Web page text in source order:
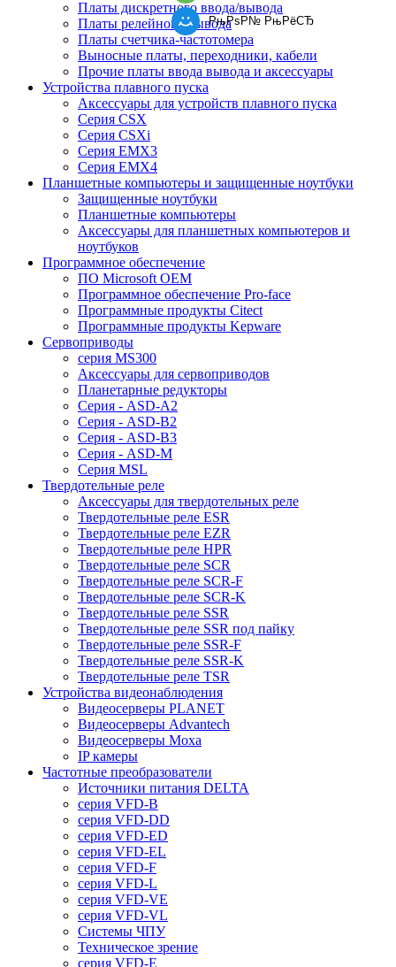
Платы дискретного ввода/вывода
Платы релейного вывода
Платы счетчика-частотомера
Выносные платы, переходники, кабели
Прочие платы ввода вывода и аксессуары
Устройства плавного пуска
Аксессуары для устройств плавного пуска
Серия CSX
Серия CSXi
Серия EMX3
Серия EMX4
Планшетные компьютеры и защищенные ноутбуки
Защищенные ноутбуки
Планшетные компьютеры
Аксессуары для планшетных компьютеров и
ноутбуков
Программное обеспечение
ПО Microsoft OEM
Программное обеспечение Pro-face
Программные продукты Citect
Программные продукты Kepware
Сервоприводы
серия MS300
Аксессуары для сервоприводов
Планетарные редукторы
Серия - ASD-A2
Серия - ASD-B2
Серия - ASD-B3
Серия - ASD-M
Серия MSL
Твердотельные реле
Аксессуары для твердотельных реле
Твердотельные реле ESR
Твердотельные реле EZR
Твердотельные реле HPR
Твердотельные реле SCR
Твердотельные реле SCR-F
Твердотельные реле SCR-K
Твердотельные реле SSR
Твердотельные реле SSR под пайку
Твердотельные реле SSR-F
Твердотельные реле SSR-K
Твердотельные реле TSR
Устройства видеонаблюдения
Видеосерверы PLANET
Видеосерверы Advantech
Видеосерверы Moxa
IP камеры
Частотные преобразователи
Источники питания DELTA
серия VFD-B
серия VFD-DD
серия VFD-ED
серия VFD-EL
серия VFD-F
серия VFD-L
серия VFD-VE
серия VFD-VL
Системы ЧПУ
Техническое зрение
серия VFD-E
РњРѕР№ РњРёСЂ